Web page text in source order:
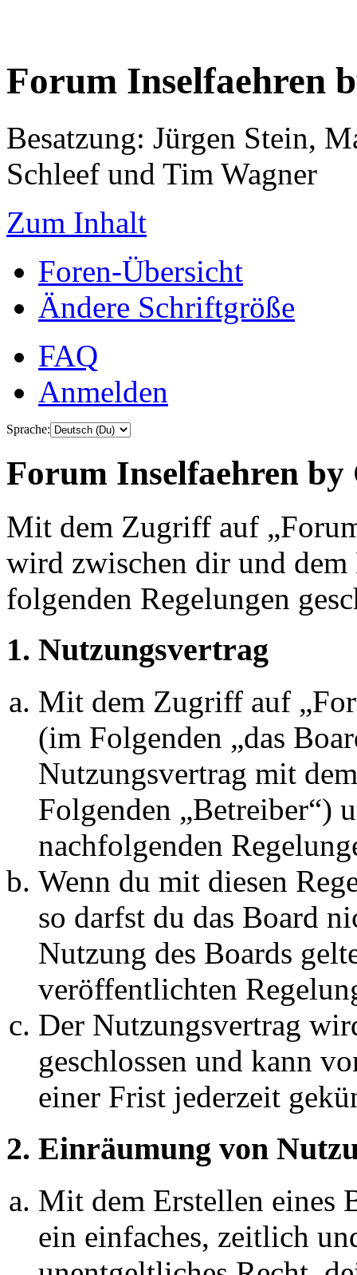
Forum Inselfaehren
Besatzung: Jürgen Stein,
Schleef und Tim Wagner
Zum Inhalt
Foren-Übersicht
Ändere Schriftgröße
FAQ
Anmelden
Sprache:
Forum Inselfaehren
Mit dem Zugriff auf
wird zwischen dir und
folgenden Regelungen
1. Nutzungsvertrag
Mit dem Zugriff auf
(im Folgenden „das
Nutzungsvertrag mit
Folgenden „Betreiber“)
nachfolgenden
Wenn du mit diesen
so darfst du das Board
Nutzung des Boards
veröffentlichten
Der Nutzungsvertrag
geschlossen und kann
einer Frist jederzeit
2. Einräumung von
Mit dem Erstellen eines
ein einfaches, zeitlich